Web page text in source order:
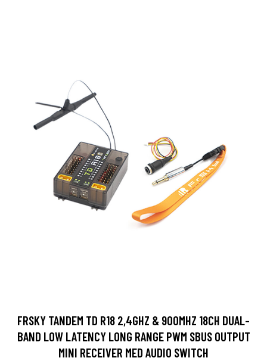
FRSKY TANDEM TD R18 2,4GHZ & 900MHZ 18CH DUAL-
BAND LOW LATENCY LONG RANGE PWM SBUS OUTPUT
MINI RECEIVER MED AUDIO SWITCH